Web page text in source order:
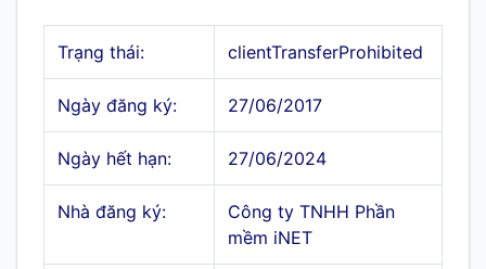
Trạng thái: clientTransferProhibited
Ngày đăng ký: 27/06/2017
Ngày hết hạn: 27/06/2024
Nhà đăng ký:
Công ty TNHH Phần
mềm iNET